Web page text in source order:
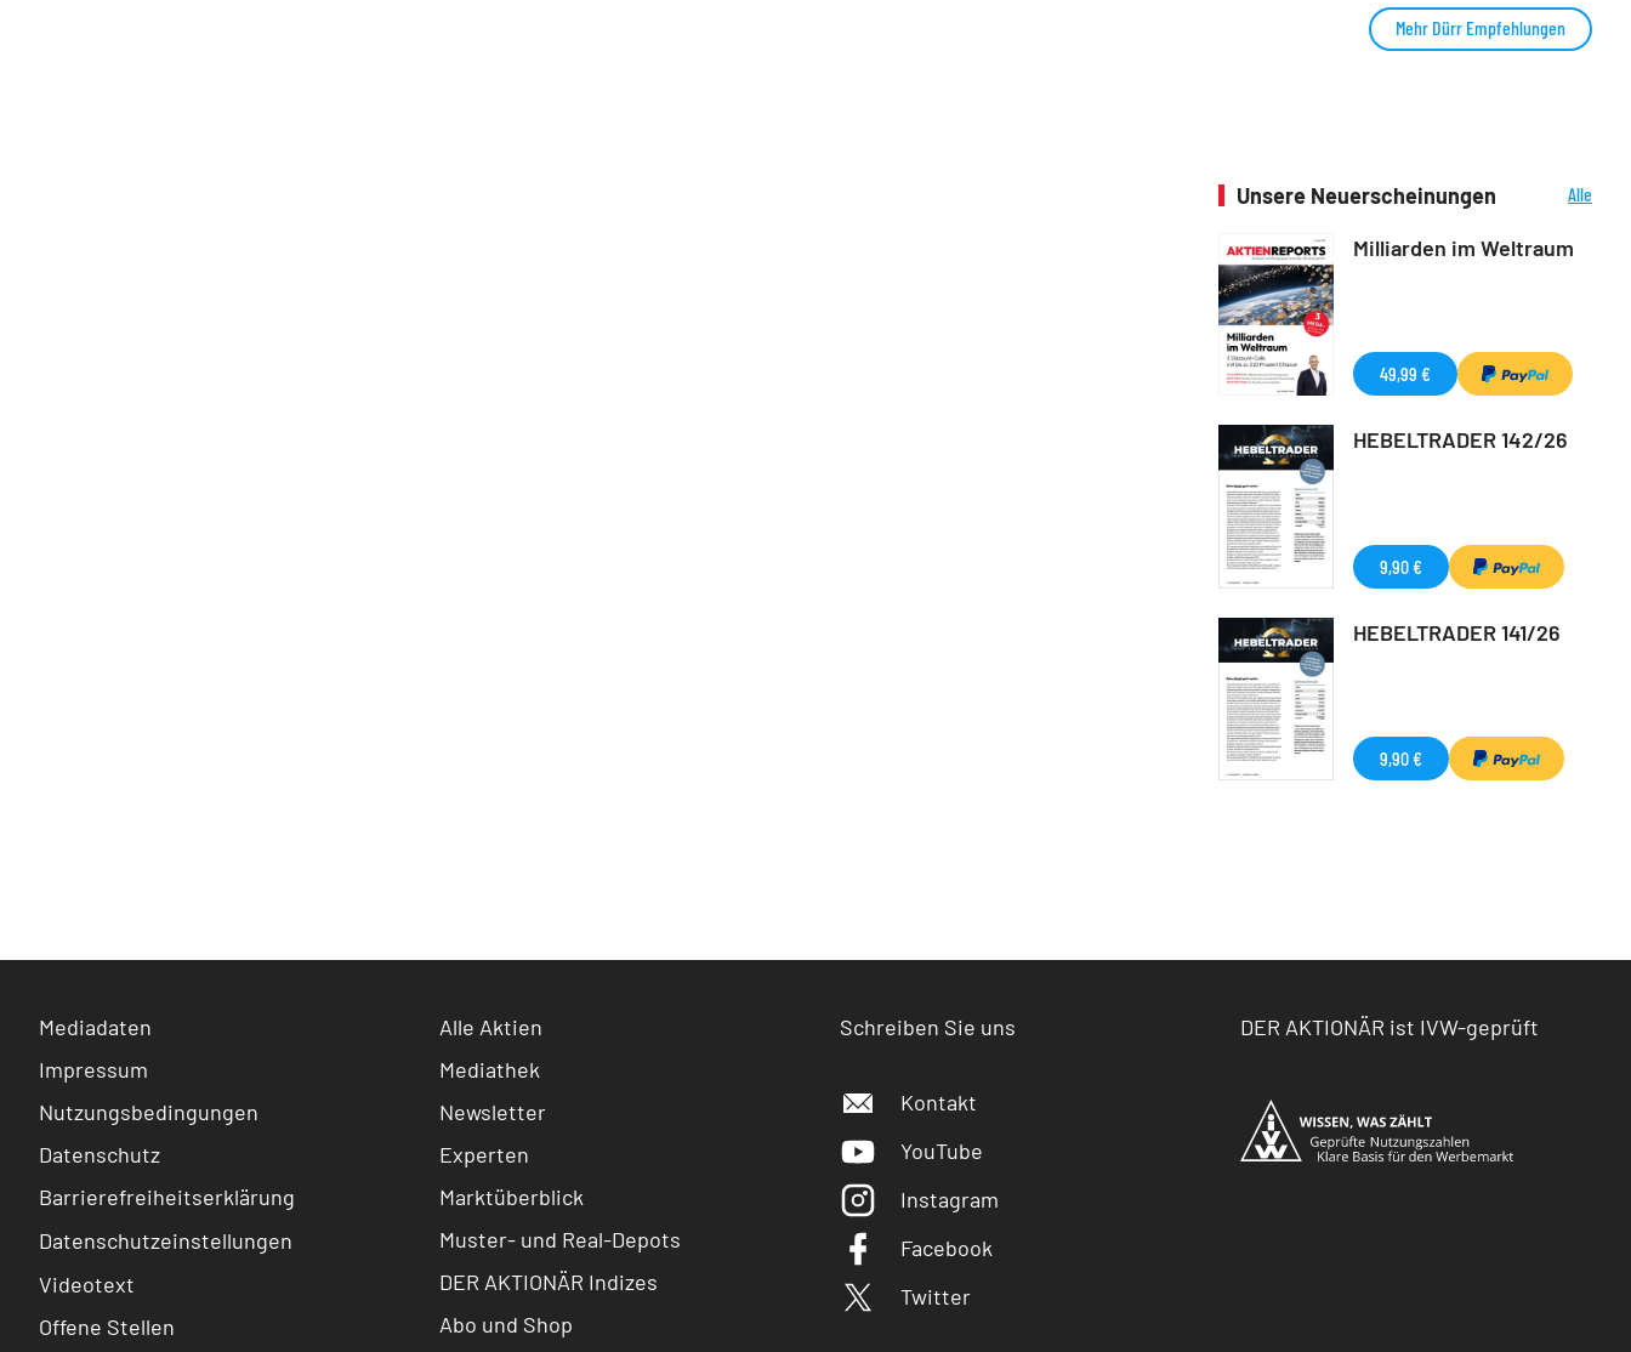
Mehr Dürr Empfehlungen
Unsere Neuerscheinungen
Alle
Milliarden im Weltraum
49,99 €
HEBELTRADER 142/26
9,90 €
HEBELTRADER 141/26
9,90 €
Mediadaten
Impressum
Nutzungsbedingungen
Datenschutz
Barrierefreiheitserklärung
Datenschutzeinstellungen
Videotext
Offene Stellen
Alle Aktien
Mediathek
Newsletter
Experten
Marktüberblick
Muster- und Real-Depots
DER AKTIONÄR Indizes
Abo und Shop
Schreiben Sie uns
Kontakt
YouTube
Instagram
Facebook
Twitter
DER AKTIONÄR ist IVW-geprüft